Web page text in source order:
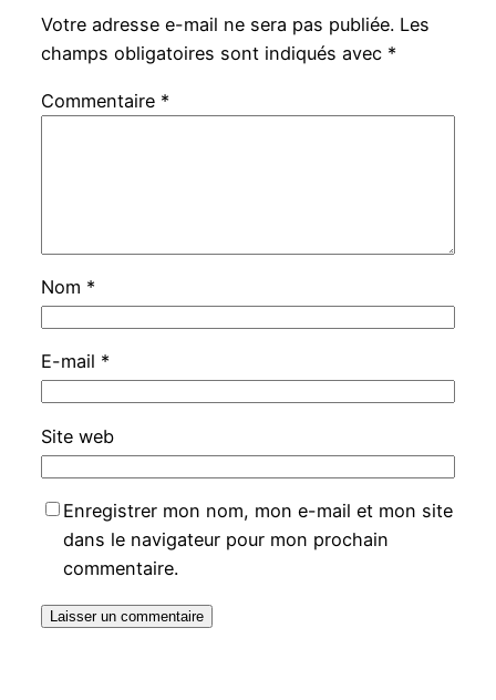
Votre adresse e-mail ne sera pas publiée. Les
champs obligatoires sont indiqués avec *
Commentaire *
Nom *
E-mail *
Site web
Enregistrer mon nom, mon e-mail et mon site
dans le navigateur pour mon prochain
commentaire.